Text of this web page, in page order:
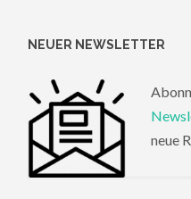
NEUER NEWSLETTER
neue